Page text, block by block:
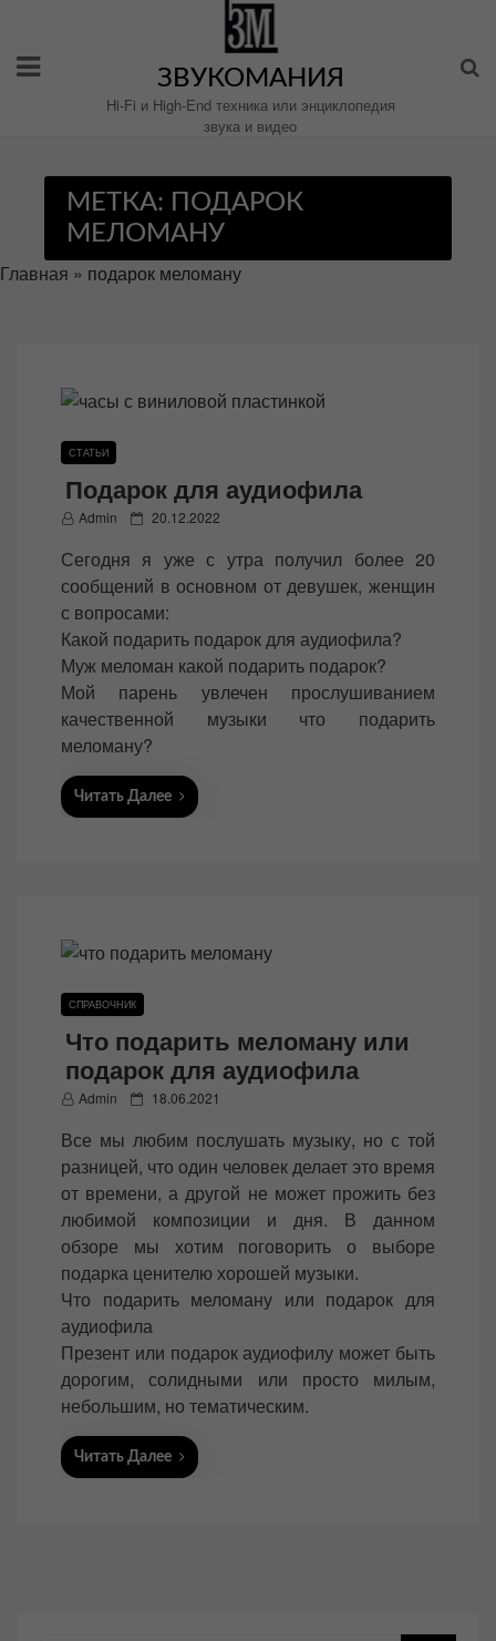
содержимому
ЗВУКОМАНИЯ
Hi-Fi и High-End техника или энциклопедия
звука и видео
МЕТКА: ПОДАРОК
МЕЛОМАНУ
Главная » подарок меломану
СТАТЬИ
Подарок для аудиофила
Admin
P
s
t
e
d
o
n
20.12.2022
Сегодня я уже с утра получил более 20
сообщений в основном от девушек, женщин
с вопросами:
Какой подарить подарок для аудиофила?
Муж меломан какой подарить подарок?
Мой парень увлечен прослушиванием
качественной музыки что подарить
меломану?
Читать Далее
СПРАВОЧНИК
Что подарить меломану или
подарок для аудиофила
Admin
P
s
e
o
n
18.06.2021
Все мы любим послушать музыку, но с той
разницей, что один человек делает это время
от времени, а другой не может прожить без
любимой композиции и дня. В данном
обзоре мы хотим поговорить о выборе
подарка ценителю хорошей музыки.
Что подарить меломану или подарок для
аудиофила
Презент или подарок аудиофилу может быть
дорогим, солидными или просто милым,
небольшим, но тематическим.
Читать Далее